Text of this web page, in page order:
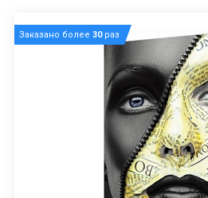
Заказано более 30раз